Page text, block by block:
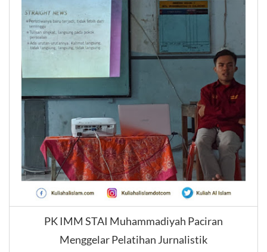
PK IMM STAI Muhammadiyah Paciran
Menggelar Pelatihan Jurnalistik